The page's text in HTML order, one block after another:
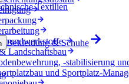
Landschaftsbau
-stabilisierung
und Sportplatz-
Textilien
Bekleidung & Schuhe